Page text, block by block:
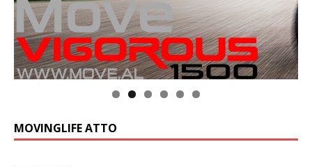
MOVINGLIFE ATTO